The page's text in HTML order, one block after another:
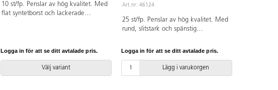
10 st/fp. Penslar av hög kvalitet. Med
flat syntetborst och lackerade
decoupage, textilfärger och
sidenfärger. PVC-fri.
Logga in för att se ditt avtalade pris.
Välj variant
Art.nr: 46124
25 st/fp. Penslar av hög kvalitet. Med
rund, slitstark och spänstig
kvalitet. Även bra till decoupage,
textilfärger och sidenfärger. Ingår: 8 st
Logga in för att se ditt avtalade pris.
Lägg i varukorgen